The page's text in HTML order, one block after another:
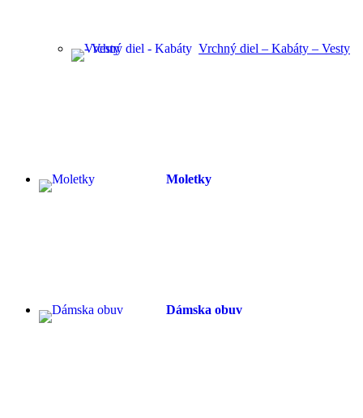
Vrchný diel – Kabáty – Vesty
Moletky
Dámska obuv